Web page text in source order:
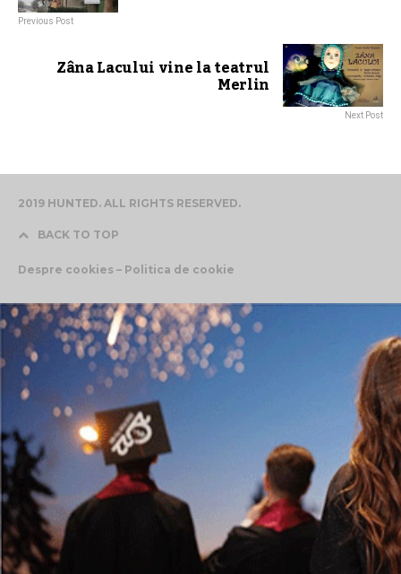
Previous Post
Zâna Lacului vine la teatrul
Merlin
Next Post
2019 HUNTED. ALL RIGHTS RESERVED.
BACK TO TOP
Despre cookies – Politica de cookie